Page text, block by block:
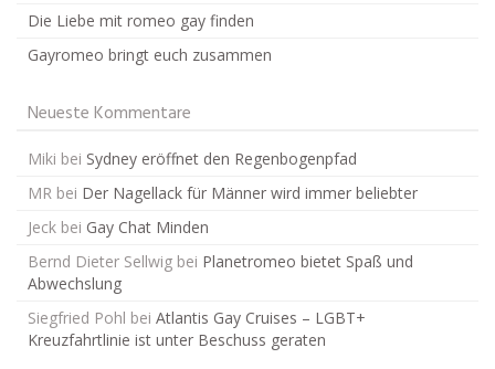
Die Liebe mit romeo gay finden
Gayromeo bringt euch zusammen
Neueste Kommentare
Miki bei Sydney eröffnet den Regenbogenpfad
MR bei Der Nagellack für Männer wird immer beliebter
Jeck bei Gay Chat Minden
Bernd Dieter Sellwig bei Planetromeo bietet Spaß und
Abwechslung
Siegfried Pohl bei Atlantis Gay Cruises – LGBT+
Kreuzfahrtlinie ist unter Beschuss geraten